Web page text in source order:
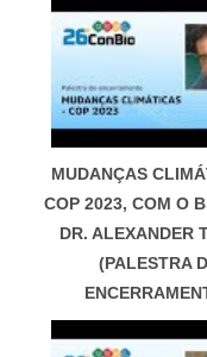
MUDANÇAS
COP 2023, COM O
DR. ALEXANDER
(PALESTRA